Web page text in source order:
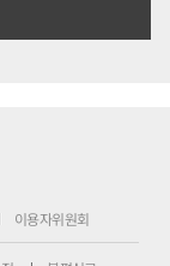
이용자위원회